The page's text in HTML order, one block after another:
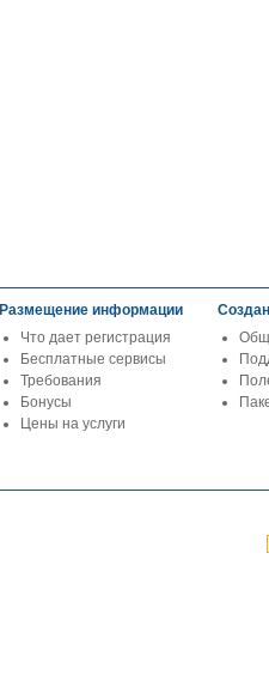
Размещение информации
Что дает регистрация
Бесплатные сервисы
Требования
Бонусы
Цены на услуги